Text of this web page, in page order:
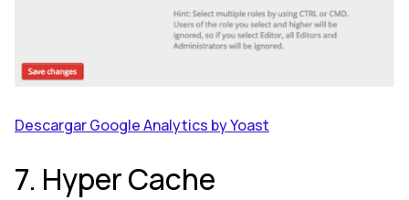
Descargar Google Analytics by Yoast
7. Hyper Cache